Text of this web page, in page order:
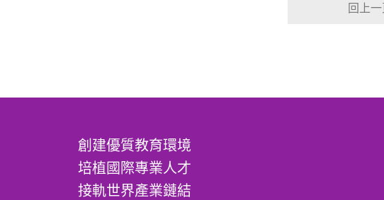
回上
創建優質教育環境
培植國際專業人才
接軌世界產業鏈結